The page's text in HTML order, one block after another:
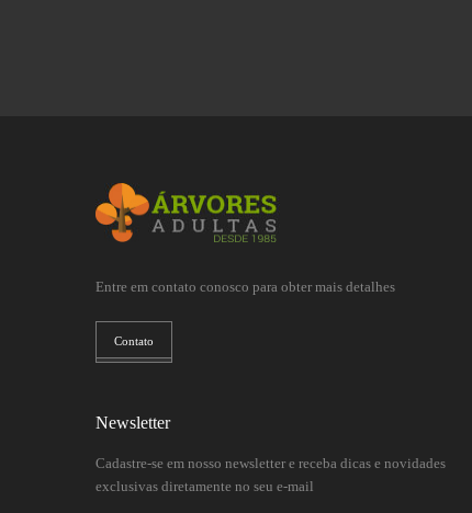
Entre em contato conosco para obter mais detalhes
Contato
Newsletter
Cadastre-se em nosso newsletter e receba dicas e novidades
exclusivas diretamente no seu e-mail